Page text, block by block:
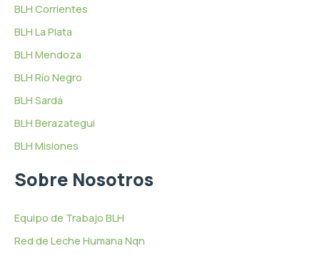
BLH Corrientes
BLH La Plata
BLH Mendoza
BLH Río Negro
BLH Sardá
BLH Berazategui
BLH Misiones
Sobre Nosotros
Equipo de Trabajo BLH
Red de Leche Humana Nqn